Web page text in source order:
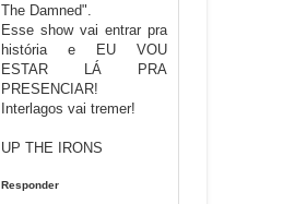
The Damned".
Esse show vai entrar pra
história e EU VOU
ESTAR LÁ PRA
PRESENCIAR!
Interlagos vai tremer!
UP THE IRONS
Responder